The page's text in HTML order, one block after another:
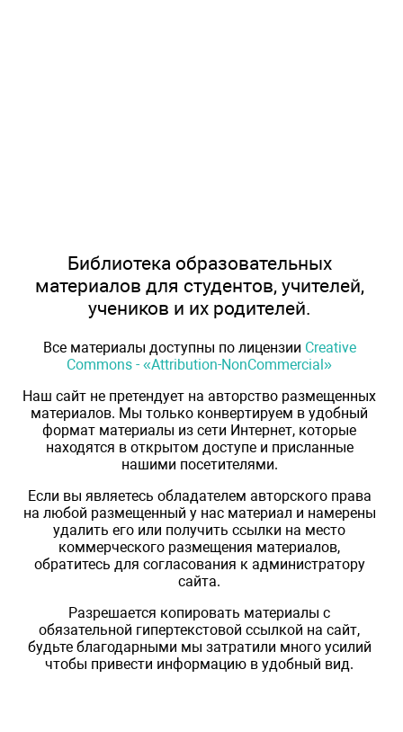
Библиотека образовательных
материалов для студентов, учителей,
учеников и их родителей.
Все материалы доступны по лицензии Creative
Commons - «Attribution-NonCommercial»
Наш сайт не претендует на авторство размещенных
материалов. Мы только конвертируем в удобный
формат материалы из сети Интернет, которые
находятся в открытом доступе и присланные
нашими посетителями.
Если вы являетесь обладателем авторского права
на любой размещенный у нас материал и намерены
удалить его или получить ссылки на место
коммерческого размещения материалов,
обратитесь для согласования к администратору
сайта.
Разрешается копировать материалы с
обязательной гипертекстовой ссылкой на сайт,
будьте благодарными мы затратили много усилий
чтобы привести информацию в удобный вид.